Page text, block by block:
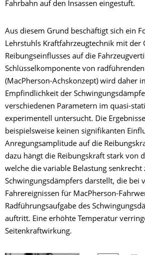
Fahrbahn auf den Insassen eingestuft.
Aus diesem Grund beschäftigt sich ein
Lehrstuhls Kraftfahrzeugtechnik mit der
Reibungseinflusses auf die
Schlüsselkomponente von
(MacPherson-Achskonzept) wird daher
Empfindlichkeit der
verschiedenen Parametern im quasi-
experimentell untersucht. Die
beispielsweise keinen signifikanten
Anregungsamplitude auf die
dazu hängt die Reibungskraft stark von
welche die variable Belastung senkrecht
Schwingungsdämpfers darstellt, die bei
Fahrereignissen für MacPherson-
Radführungsaufgabe des
auftritt. Eine erhöhte Temperatur
Seitenkraftwirkung.